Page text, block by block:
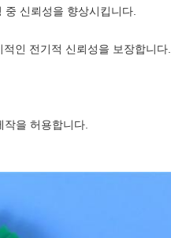
신뢰성을 향상시킵니다.
인 전기적 신뢰성을 보장합니다.
작을 허용합니다.